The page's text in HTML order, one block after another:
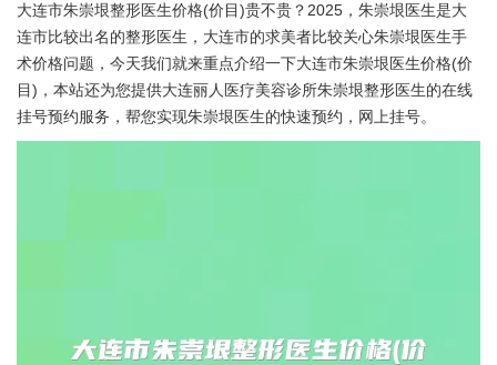
大连市朱崇垠整形医生价格(价目)贵不贵？2025，朱崇垠医生是大
连市比较出名的整形医生，大连市的求美者比较关心朱崇垠医生手
术价格问题，今天我们就来重点介绍一下大连市朱崇垠医生价格(价
目)，本站还为您提供大连丽人医疗美容诊所朱崇垠整形医生的在线
挂号预约服务，帮您实现朱崇垠医生的快速预约，网上挂号。